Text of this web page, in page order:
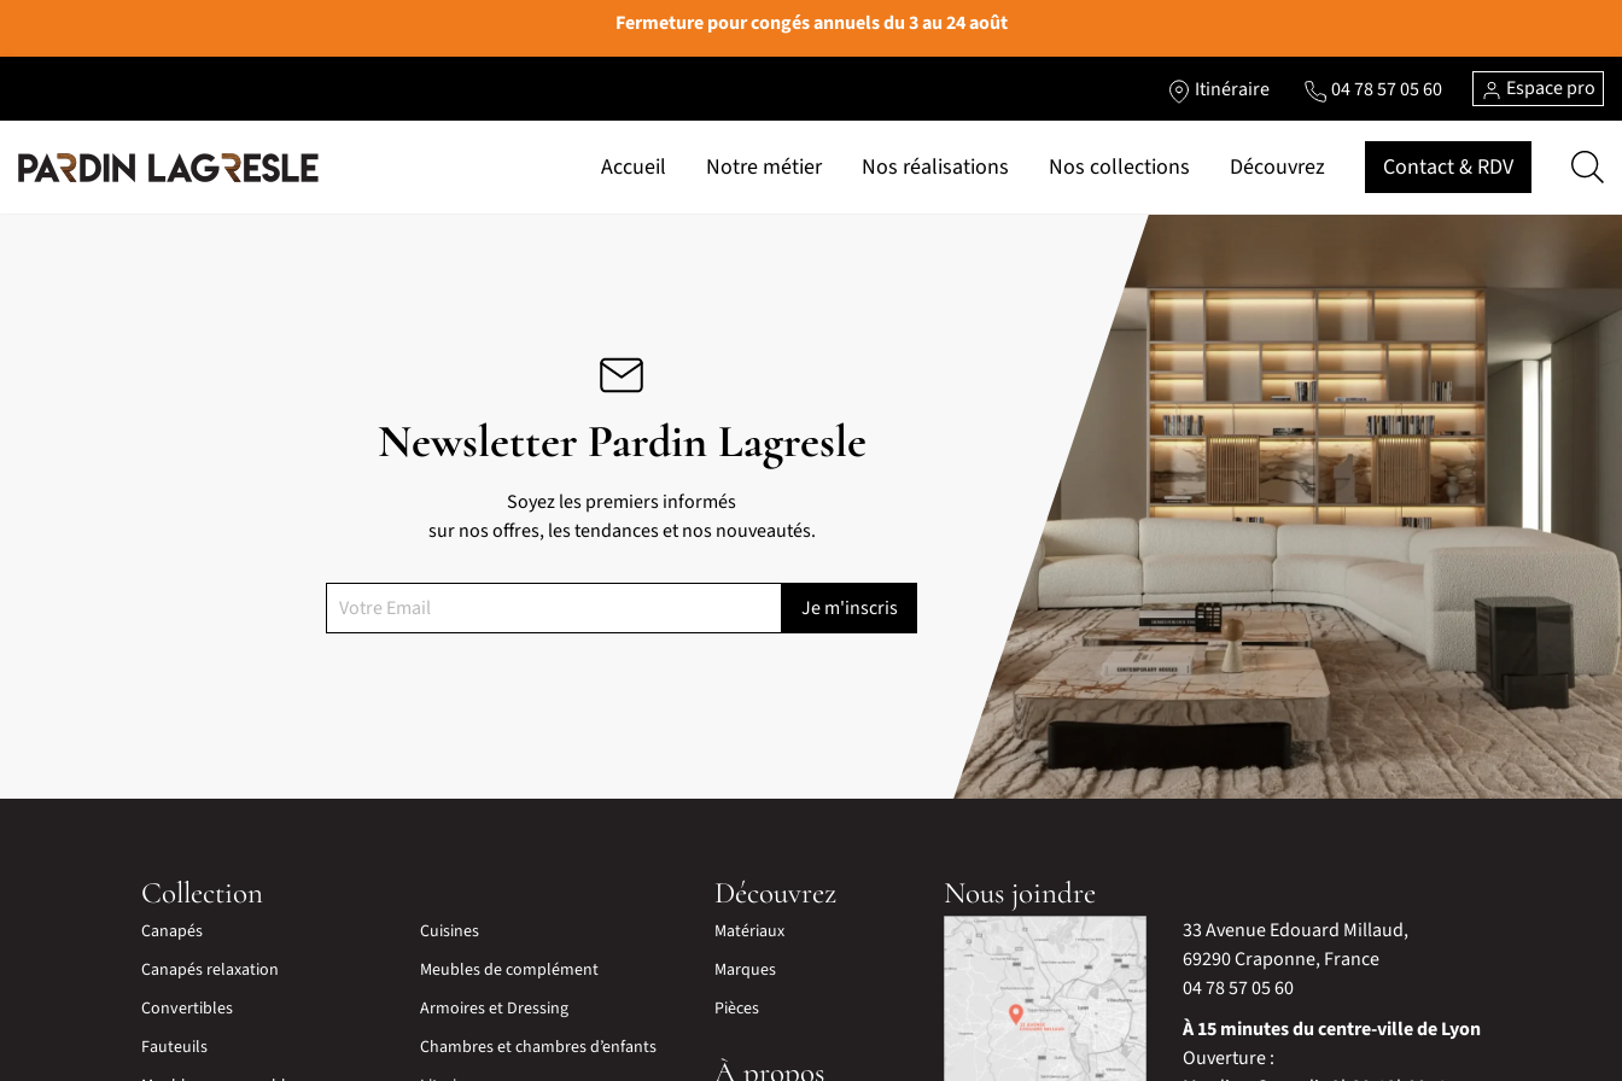
Fermeture pour congés annuels du 3 au 24 août
Itinéraire 04 78 57 05 60 Espace pro
Accueil Notre métier Nos réalisations Nos collections Découvrez Contact & RDV
Newsletter Pardin Lagresle
Soyez les premiers informés
sur nos offres, les tendances et nos nouveautés.
Collection
Canapés
Canapés relaxation
Convertibles
Fauteuils
Cuisines
Meubles de complément
Armoires et Dressing
Chambres et chambres d’enfants
Découvrez
Matériaux
Marques
Pièces
À propos
Nous joindre
33 Avenue Edouard Millaud,
69290 Craponne, France
04 78 57 05 60
À 15 minutes du centre-ville de Lyon
Ouverture :